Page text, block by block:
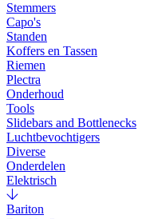
Stemmers
Capo's
Standen
Koffers en Tassen
Riemen
Plectra
Onderhoud
Tools
Slidebars and Bottlenecks
Luchtbevochtigers
Diverse
Onderdelen
Elektrisch
Bariton